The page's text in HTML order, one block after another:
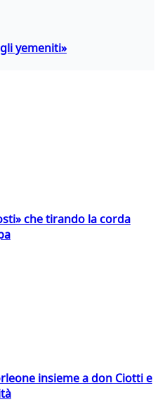
yemeniti»
che tirando la corda
insieme a don Ciotti e